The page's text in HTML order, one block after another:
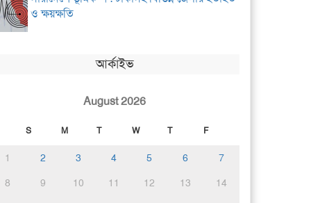
ও ক্ষয়ক্ষতি
আর্কাইভ
August 2026
S M T W T F
1 2 3 4 5 6
7
8
9 10 11 12 13
14